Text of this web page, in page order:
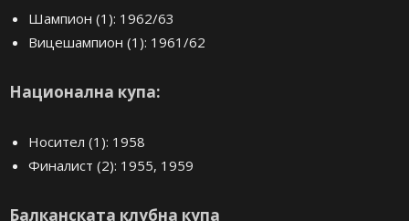
Шампион (1): 1962/63
Вицешампион (1): 1961/62
Национална купа:
Носител (1): 1958
Финалист (2): 1955, 1959
Балканската клубна купа